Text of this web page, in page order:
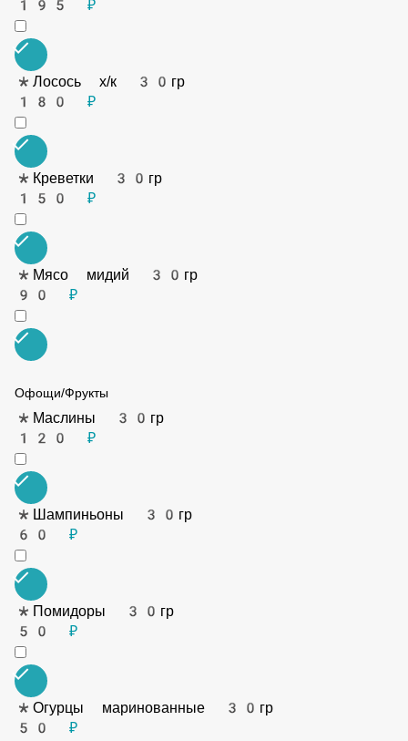
*Кальмар 30гр
195 ₽
*Лосось х/к 30гр
180 ₽
150 ₽
*Мясо мидий 30гр
90 ₽
Офощи/Фрукты
*Маслины 30гр